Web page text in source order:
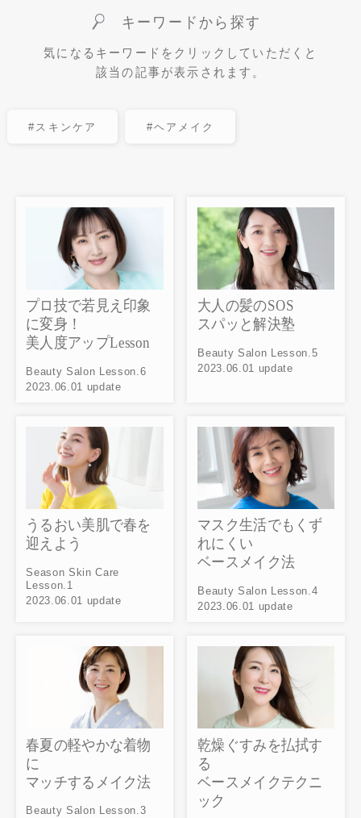
キーワードから探す
気になるキーワードをクリックしていただくと
該当の記事が表示されます。
#スキンケア #ヘアメイク
プロ技で若見え印象
に変身！
美人度アップLesson
Beauty Salon Lesson.6
2023.06.01 update
大人の髪のSOS
スパッと解決塾
Beauty Salon Lesson.5
2023.06.01 update
うるおい美肌で春を
迎えよう
Season Skin Care
Lesson.1
2023.06.01 update
マスク生活でもくず
れにくい
ベースメイク法
Beauty Salon Lesson.4
2023.06.01 update
春夏の軽やかな着物
に
マッチするメイク法
Beauty Salon Lesson.3
乾燥ぐすみを払拭す
る
ベースメイクテクニ
ック